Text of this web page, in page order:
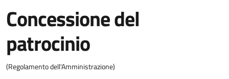
Concessione del
patrocinio
(Regolamento dell'Amministrazione)